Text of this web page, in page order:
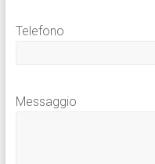
Telefono
Messaggio